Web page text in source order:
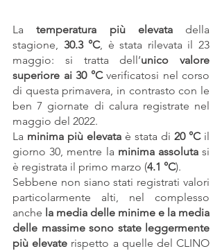
La temperatura più elevata della
stagione, 30.3 °C, è stata rilevata il 23
maggio: si tratta dell’unico valore
superiore ai 30 °C verificatosi nel corso
di questa primavera, in contrasto con le
ben 7 giornate di calura registrate nel
maggio del 2022.
La minima più elevata è stata di 20 °C il
giorno 30, mentre la minima assoluta si
è registrata il primo marzo (4.1 °C).
Sebbene non siano stati registrati valori
particolarmente alti, nel complesso
anche la media delle minime e la media
delle massime sono state leggermente
più elevate rispetto a quelle del CLINO